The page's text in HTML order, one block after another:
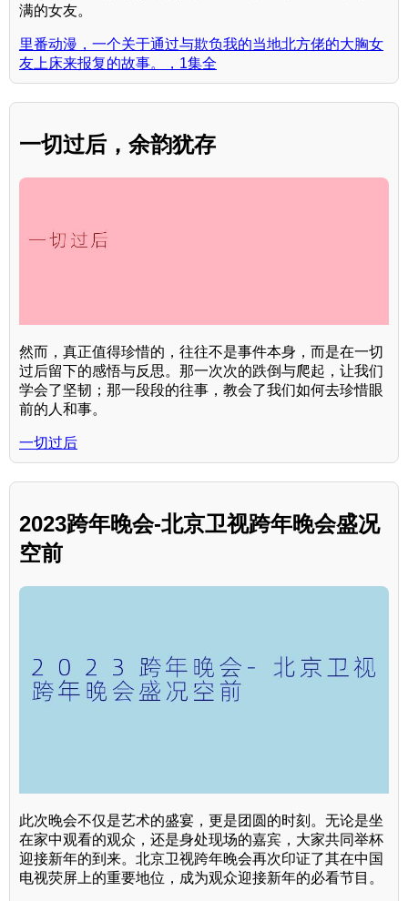
满的女友。
里番动漫，一个关于通过与欺负我的当地北方佬的大胸女
友上床来报复的故事。，1集全
一切过后，余韵犹存
然而，真正值得珍惜的，往往不是事件本身，而是在一切
过后留下的感悟与反思。那一次次的跌倒与爬起，让我们
学会了坚韧；那一段段的往事，教会了我们如何去珍惜眼
前的人和事。
一切过后
2023跨年晚会-北京卫视跨年晚会盛况
空前
此次晚会不仅是艺术的盛宴，更是团圆的时刻。无论是坐
在家中观看的观众，还是身处现场的嘉宾，大家共同举杯
迎接新年的到来。北京卫视跨年晚会再次印证了其在中国
电视荧屏上的重要地位，成为观众迎接新年的必看节目。